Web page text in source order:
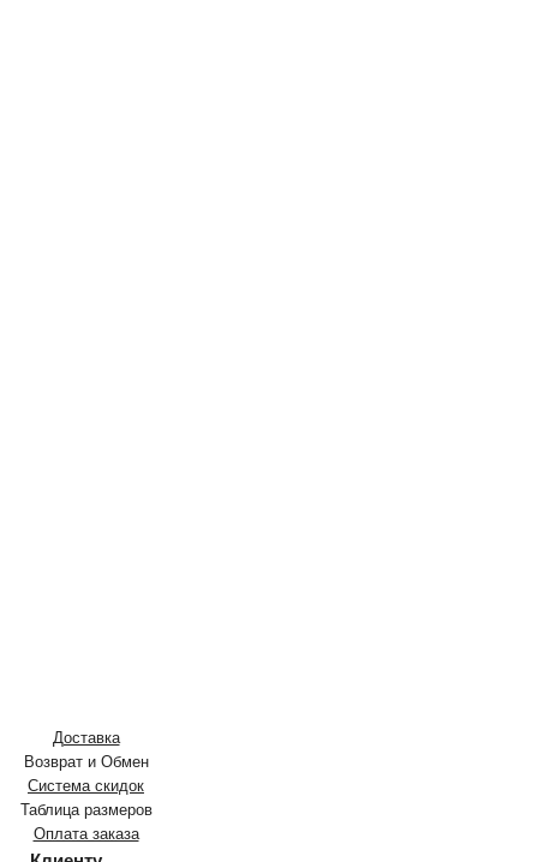
Доставка
Возврат и Обмен
Система скидок
Таблица размеров
Оплата заказа